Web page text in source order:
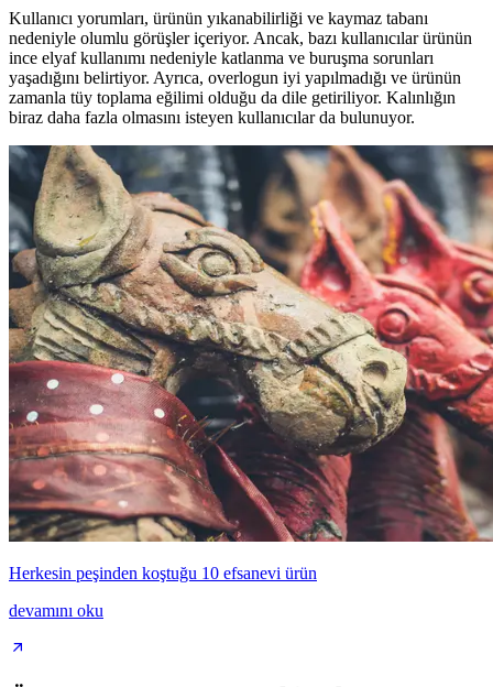
Kullanıcı yorumları, ürünün yıkanabilirliği ve kaymaz tabanı
nedeniyle olumlu görüşler içeriyor. Ancak, bazı kullanıcılar ürünün
ince elyaf kullanımı nedeniyle katlanma ve buruşma sorunları
yaşadığını belirtiyor. Ayrıca, overlogun iyi yapılmadığı ve ürünün
zamanla tüy toplama eğilimi olduğu da dile getiriliyor. Kalınlığın
biraz daha fazla olmasını isteyen kullanıcılar da bulunuyor.
Herkesin peşinden koştuğu 10 efsanevi ürün
devamını oku